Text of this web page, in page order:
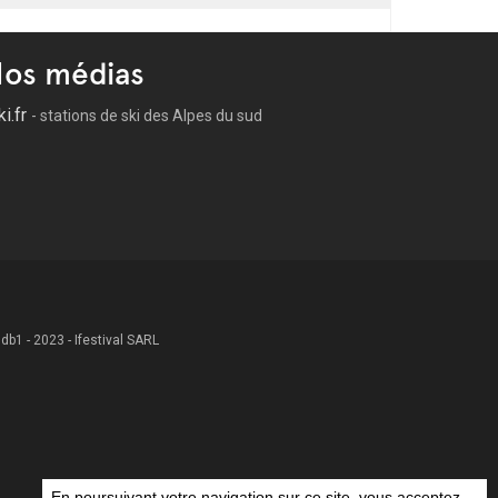
médias
- stations de ski des Alpes du sud
- 2023 - Ifestival SARL